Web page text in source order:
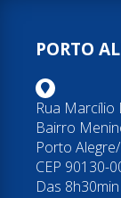
PORTO
Rua Marcílio
Bairro
Porto Alegre/
CEP 90130-
Das